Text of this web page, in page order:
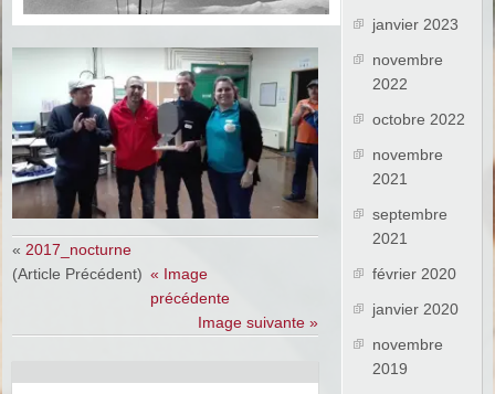
« 2017_nocturne
(Article Précédent) « Image
précédente
Image suivante »
janvier 2023
novembre
2022
octobre 2022
novembre
2021
septembre
2021
février 2020
janvier 2020
novembre
2019